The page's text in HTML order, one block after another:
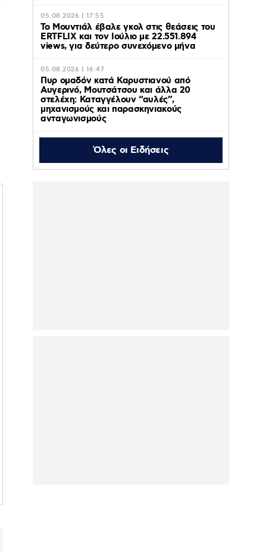
05.08.2026 | 17:55
Το Μουντιάλ έβαλε γκολ στις θεάσεις του
ERTFLIX και τον Ιούλιο με 22.551.894
views, για δεύτερο συνεχόμενο μήνα
05.08.2026 | 16:47
Πυρ ομαδόν κατά Καρυστιανού από
Αυγερινό, Μουτσάτσου και άλλα 20
στελέχη: Καταγγέλουν “αυλές”,
μηχανισμούς και παρασκηνιακούς
ανταγωνισμούς
Όλες οι Ειδήσεις